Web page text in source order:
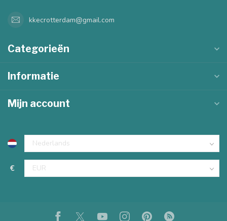
kkecrotterdam@gmail.com
Categorieën
Informatie
Mijn account
€